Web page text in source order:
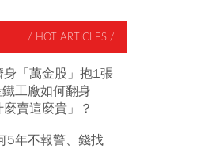
/ HOT ARTICLES /
「萬金股」抱1張
工廠如何翻身
麼賣這麼貴」？
5年不報警、錢找